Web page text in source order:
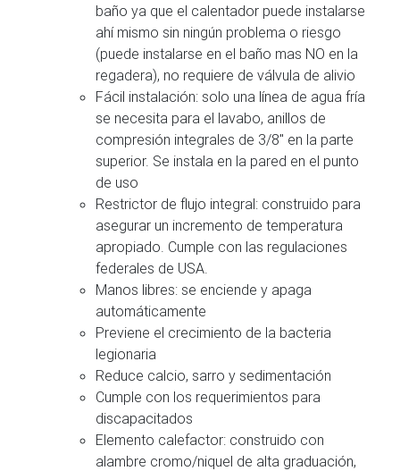
baño ya que el calentador puede instalarse
ahí mismo sin ningún problema o riesgo
(puede instalarse en el baño mas NO en la
regadera), no requiere de válvula de alivio
Fácil instalación: solo una línea de agua fría
se necesita para el lavabo, anillos de
compresión integrales de 3/8″ en la parte
superior. Se instala en la pared en el punto
de uso
Restrictor de flujo integral: construido para
asegurar un incremento de temperatura
apropiado. Cumple con las regulaciones
federales de USA.
Manos libres: se enciende y apaga
automáticamente
Previene el crecimiento de la bacteria
legionaria
Reduce calcio, sarro y sedimentación
Cumple con los requerimientos para
discapacitados
Elemento calefactor: construido con
alambre cromo/niquel de alta graduación,